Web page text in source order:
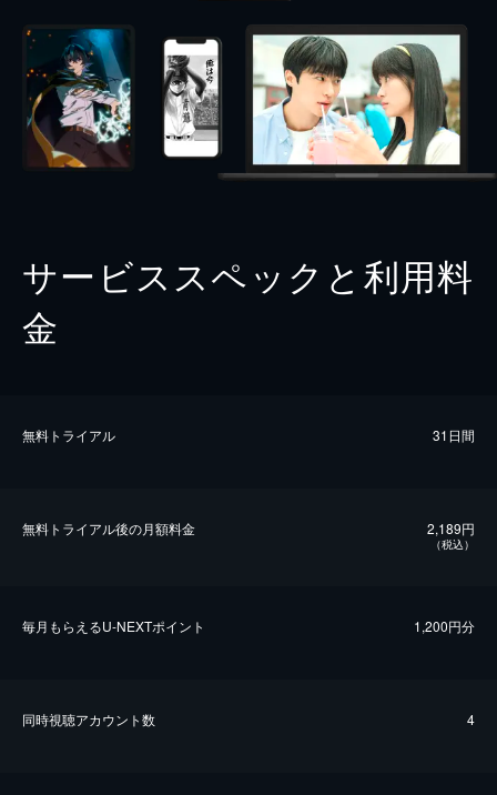
サービススペックと利用料
金
無料トライアル 31日間
無料トライアル後の⽉額料金 2,189円
（税込）
毎⽉もらえるU-NEXTポイント 1,200円分
同時視聴アカウント数 4